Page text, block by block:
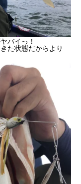
バイっ！
た状態だからより